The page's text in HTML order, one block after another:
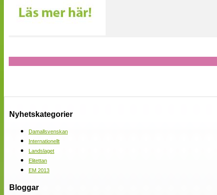
Nyhetskategorier
Damallsvenskan
Internationellt
Landslaget
Elitettan
EM 2013
Bloggar